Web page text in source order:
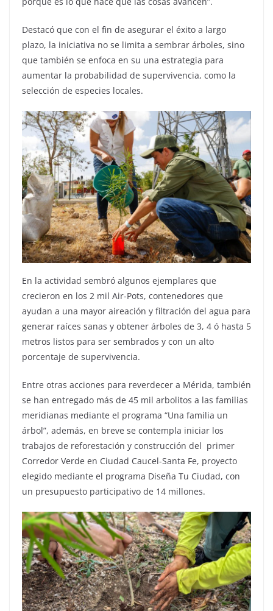
Destacó que con el fin de asegurar el éxito a largo
plazo, la iniciativa no se limita a sembrar árboles, sino
que también se enfoca en su una estrategia para
aumentar la probabilidad de supervivencia, como la
selección de especies locales.
En la actividad sembró algunos ejemplares que
crecieron en los 2 mil Air-Pots, contenedores que
ayudan a una mayor aireación y filtración del agua para
generar raíces sanas y obtener árboles de 3, 4 ó hasta 5
metros listos para ser sembrados y con un alto
porcentaje de supervivencia.
Entre otras acciones para reverdecer a Mérida, también
se han entregado más de 45 mil arbolitos a las familias
meridianas mediante el programa “Una familia un
árbol”, además, en breve se contempla iniciar los
trabajos de reforestación y construcción del primer
Corredor Verde en Ciudad Caucel-Santa Fe, proyecto
elegido mediante el programa Diseña Tu Ciudad, con
un presupuesto participativo de 14 millones.